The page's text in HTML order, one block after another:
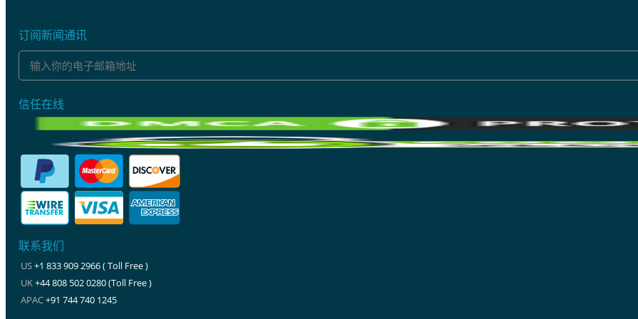
订阅新闻通讯
信任在线
联系我们
US+1 833 909 2966 ( Toll Free )
UK+44 808 502 0280 (Toll Free )
APAC+91 744 740 1245